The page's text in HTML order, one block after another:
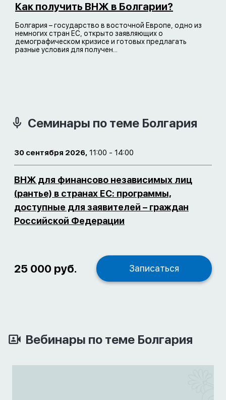
Как получить ВНЖ в Болгарии?
Болгария – государство в восточной Европе, одно из
немногих стран ЕС, открыто заявляющих о
демографическом кризисе и готовых предлагать
разные условия для получен...
Семинары по теме Болгария
30 сентября 2026, 11:00 - 14:00
ВНЖ для финансово независимых лиц
(рантье) в странах ЕС: программы,
доступные для заявителей – граждан
Российской Федерации
25 000 руб. Записаться
Вебинары по теме Болгария